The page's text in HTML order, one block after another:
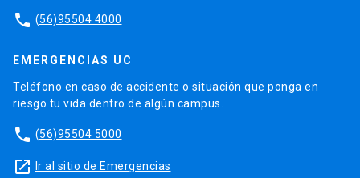
phone (56)95504 4000
EMERGENCIAS UC
Teléfono en caso de accidente o situación que ponga en
riesgo tu vida dentro de algún campus.
phone (56)95504 5000
launch Ir al sitio de Emergencias